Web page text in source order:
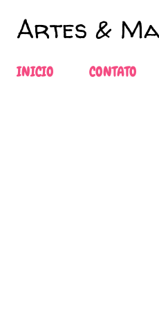
Artes &
INICIO CONTATO